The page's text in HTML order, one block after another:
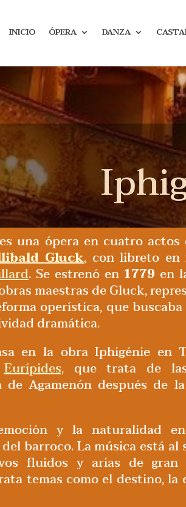
INICIO ÓPERA DANZA
una ópera en cuatro actos
Gluck, con libreto en
. Se estrenó en 1779 en
maestras de Gluck,
operística, que
dramática.
en la obra Iphigénie en
Eurípides,que trata de
Agamenón después de
y la naturalidad
barroco. La música está al
fluidos y arias de gran
temas como el destino, la